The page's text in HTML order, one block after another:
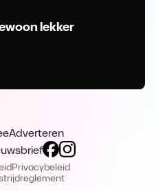
lekker
Adverteren
Privacybeleid